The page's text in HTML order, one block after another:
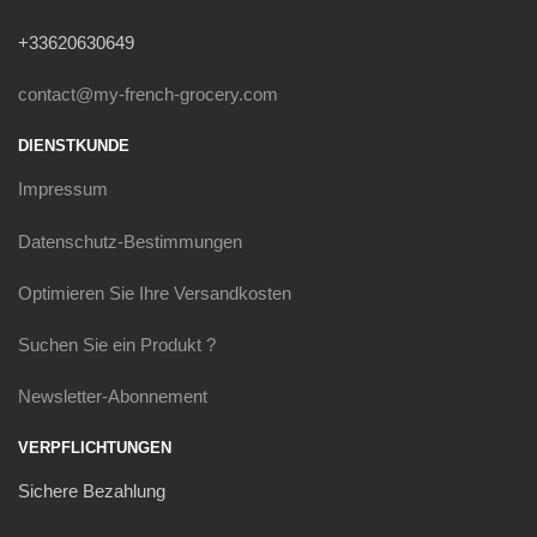
+33620630649
contact@my-french-grocery.com
DIENSTKUNDE
Impressum
Datenschutz-Bestimmungen
Optimieren Sie Ihre Versandkosten
Suchen Sie ein Produkt ?
Newsletter-Abonnement
VERPFLICHTUNGEN
Sichere Bezahlung